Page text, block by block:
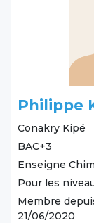
Philippe
Conakry Kipé
BAC+3
Enseigne
Pour les
Membre
21/06/2020